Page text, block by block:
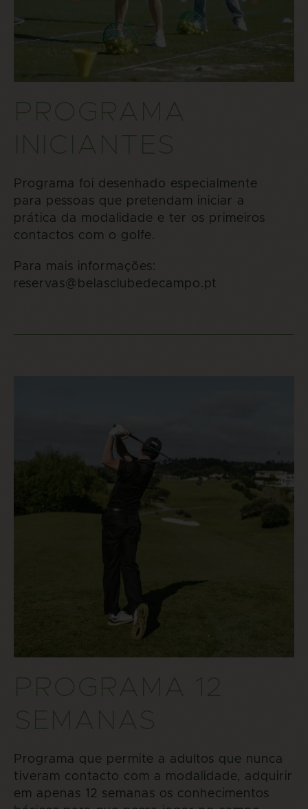
PROGRAMA
INICIANTES
Programa foi desenhado especialmente
para pessoas que pretendam iniciar a
prática da modalidade e ter os primeiros
contactos com o golfe.
Para mais informações:
reservas@belasclubedecampo.pt
PROGRAMA 12
SEMANAS
Programa que permite a adultos que nunca
tiveram contacto com a modalidade, adquirir
em apenas 12 semanas os conhecimentos